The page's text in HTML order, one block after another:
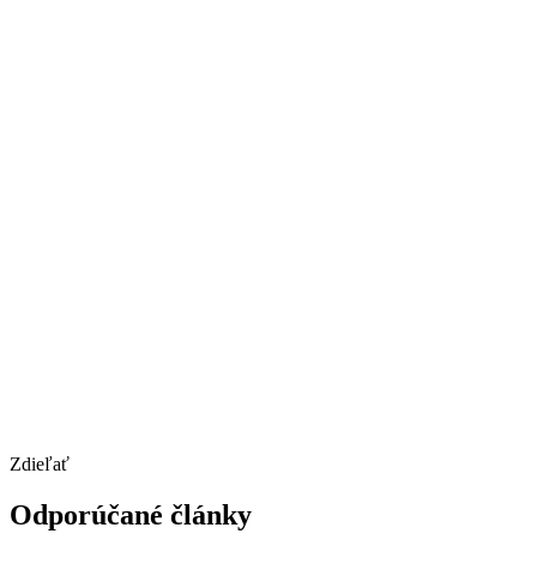
Zdieľať
Odporúčané články